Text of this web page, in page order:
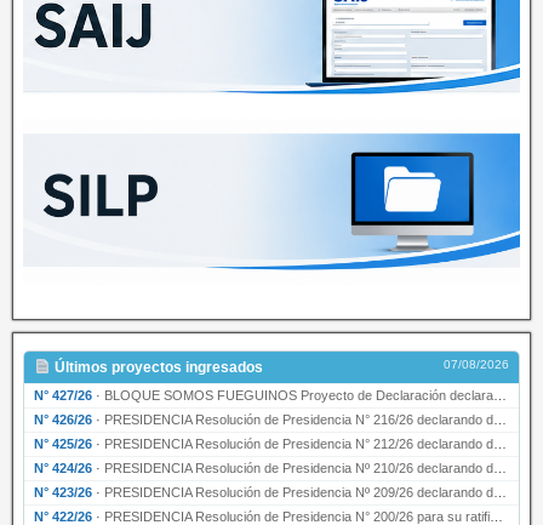
Últimos proyectos ingresados 07/08/2026
N° 427/26 · BLOQUE SOMOS FUEGUINOS Proyecto de Declaración declarando de interés provincial PRESIDENCI…
N° 426/26 · PRESIDENCIA Resolución de Presidencia N° 216/26 declarando de interés provincial la labor …
N° 425/26 · PRESIDENCIA Resolución de Presidencia N° 212/26 declarando de interés provincial el “50° A…
N° 424/26 · PRESIDENCIA Resolución de Presidencia Nº 210/26 declarando de interés provincial el proyec…
N° 423/26 · PRESIDENCIA Resolución de Presidencia Nº 209/26 declarando de interés provincial la presen…
N° 422/26 · PRESIDENCIA Resolución de Presidencia N° 200/26 para su ratificación.